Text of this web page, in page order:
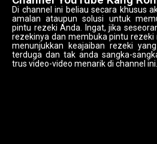
Di channel ini beliau secara khusus
amalan ataupun solusi untuk
pintu rezeki Anda. Ingat, jika
rezekinya dan membuka pintu rezeki
menunjukkan keajaiban rezeki
terduga dan tak anda sangka-
trus video-video menarik di channel ini.